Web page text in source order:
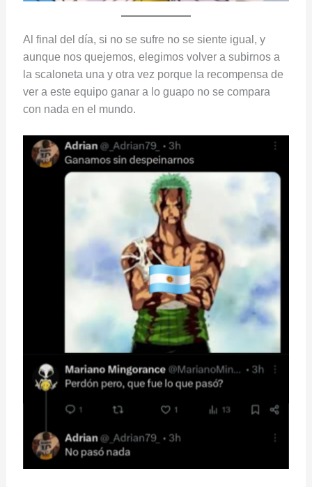
Al final del día, si no se sufre no se siente igual, y
aunque nos quejemos, elegimos volver a subirnos a
la scaloneta una y otra vez porque la recompensa de
ver a este equipo ganar a lo guapo no se compara
con nada en el mundo.